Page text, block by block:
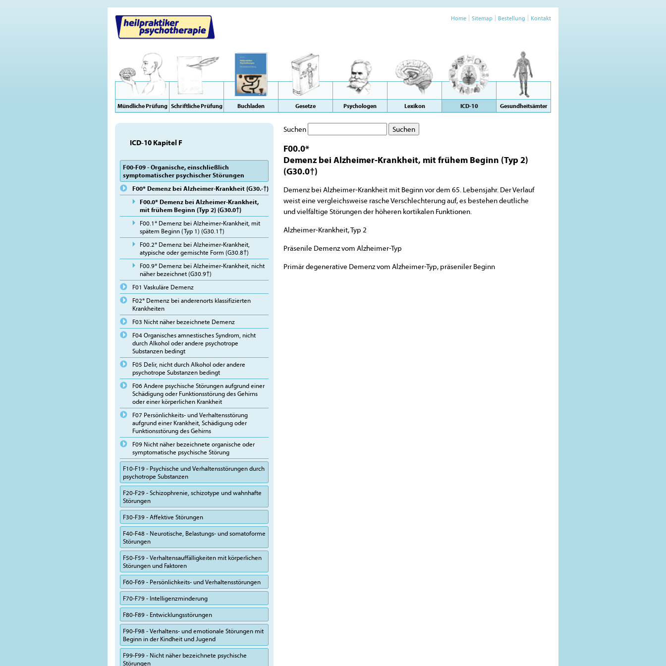
Home Sitemap Bestellung Kontakt
Mündliche Prüfung Schriftliche Prüfung Buchladen Gesetze Psychologen Lexikon ICD-10 Gesundheitsämter
ICD-10 Kapitel F
F00-F09 - Organische, einschließlich
symptomatischer psychischer Störungen
F00* Demenz bei Alzheimer-Krankheit (G30.-†)
F00.0* Demenz bei Alzheimer-Krankheit,
mit frühem Beginn (Typ 2) (G30.0†)
F00.1* Demenz bei Alzheimer-Krankheit, mit
spätem Beginn (Typ 1) (G30.1†)
F00.2* Demenz bei Alzheimer-Krankheit,
atypische oder gemischte Form (G30.8†)
F00.9* Demenz bei Alzheimer-Krankheit, nicht
näher bezeichnet (G30.9†)
F01 Vaskuläre Demenz
F02* Demenz bei anderenorts klassifizierten
Krankheiten
F03 Nicht näher bezeichnete Demenz
F04 Organisches amnestisches Syndrom, nicht
durch Alkohol oder andere psychotrope
Substanzen bedingt
F05 Delir, nicht durch Alkohol oder andere
psychotrope Substanzen bedingt
F06 Andere psychische Störungen aufgrund einer
Schädigung oder Funktionsstörung des Gehirns
oder einer körperlichen Krankheit
F07 Persönlichkeits- und Verhaltensstörung
aufgrund einer Krankheit, Schädigung oder
Funktionsstörung des Gehirns
F09 Nicht näher bezeichnete organische oder
symptomatische psychische Störung
F10-F19 - Psychische und Verhaltensstörungen durch
psychotrope Substanzen
F20-F29 - Schizophrenie, schizotype und wahnhafte
Störungen
F30-F39 - Affektive Störungen
F40-F48 - Neurotische, Belastungs- und somatoforme
Störungen
F50-F59 - Verhaltensauffälligkeiten mit körperlichen
Störungen und Faktoren
F60-F69 - Persönlichkeits- und Verhaltensstörungen
F70-F79 - Intelligenzminderung
F80-F89 - Entwicklungsstörungen
F90-F98 - Verhaltens- und emotionale Störungen mit
Beginn in der Kindheit und Jugend
F99-F99 - Nicht näher bezeichnete psychische
Störungen
Suchen
F00.0*
Demenz bei Alzheimer-Krankheit, mit frühem Beginn (Typ 2)
(G30.0†)
Demenz bei Alzheimer-Krankheit mit Beginn vor dem 65. Lebensjahr. Der Verlauf
weist eine vergleichsweise rasche Verschlechterung auf, es bestehen deutliche
und vielfältige Störungen der höheren kortikalen Funktionen.
Alzheimer-Krankheit, Typ 2
Präsenile Demenz vom Alzheimer-Typ
Primär degenerative Demenz vom Alzheimer-Typ, präseniler Beginn